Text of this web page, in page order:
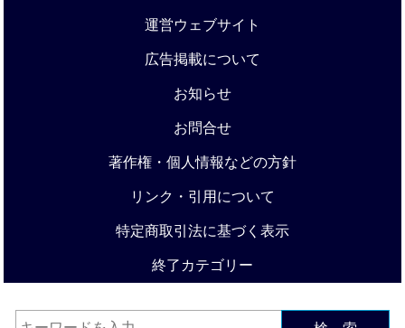
運営ウェブサイト
広告掲載について
お知らせ
お問合せ
著作権・個人情報などの方針
リンク・引用について
特定商取引法に基づく表示
終了カテゴリー